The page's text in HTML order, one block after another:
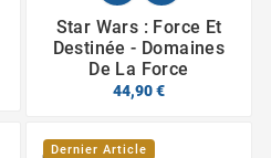
Star Wars : Force Et
Destinée - Domaines
De La Force
44,90 €
Dernier Article